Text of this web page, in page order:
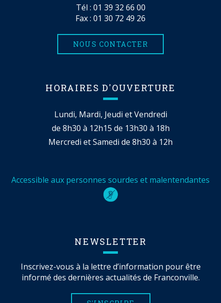
Tél : 01 39 32 66 00
Fax : 01 30 72 49 26
NOUS CONTACTER
HORAIRES D'OUVERTURE
Lundi, Mardi, Jeudi et Vendredi
de 8h30 à 12h15 de 13h30 à 18h
Mercredi et Samedi de 8h30 à 12h
Accessible aux personnes sourdes et malentendantes
NEWSLETTER
Inscrivez-vous à la lettre d’information pour être
informé des dernières actualités de Franconville.